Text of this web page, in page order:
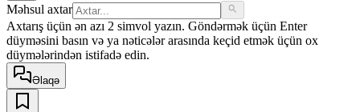
Məhsul axtar
Axtarış üçün ən azı 2 simvol yazın. Göndərmək üçün Enter
düyməsini basın və ya nəticələr arasında keçid etmək üçün ox
düymələrindən istifadə edin.
Əlaqə